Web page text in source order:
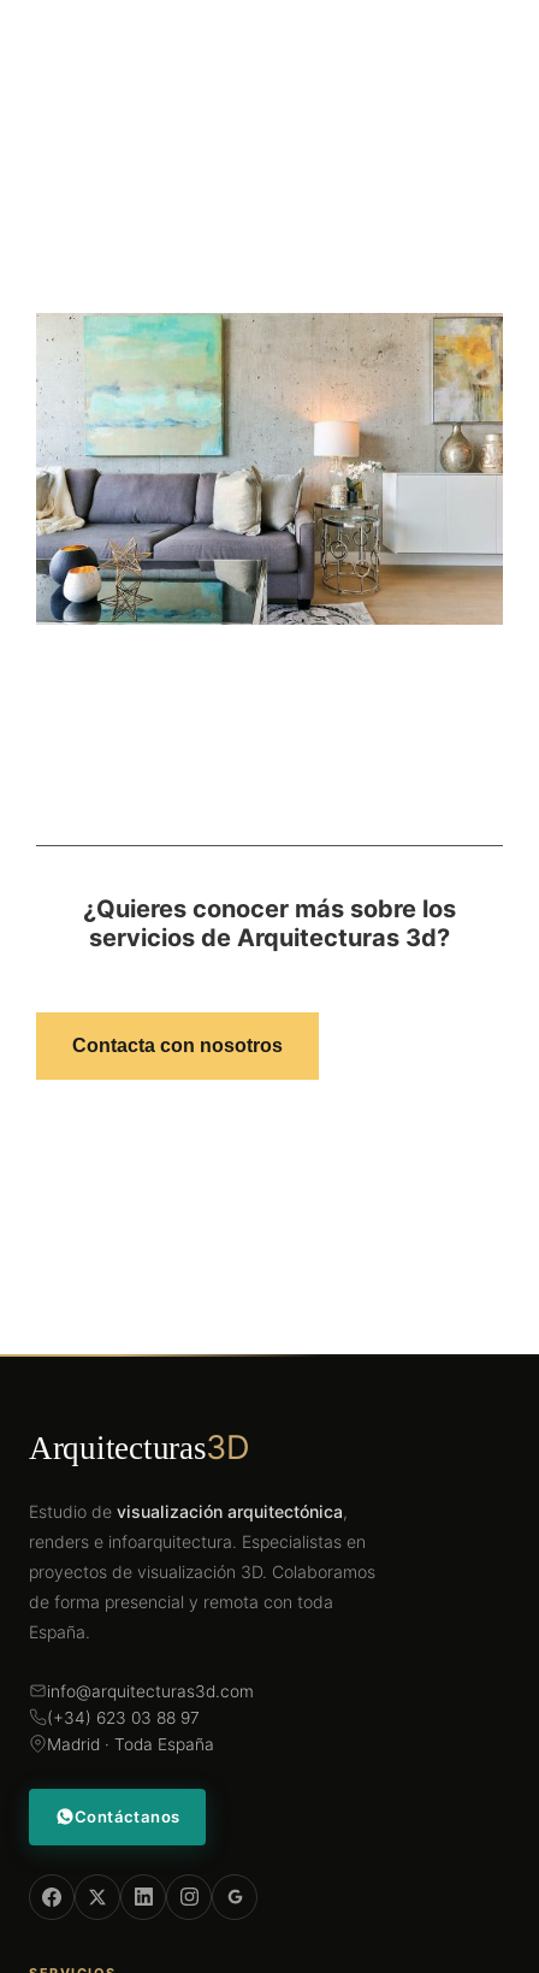
¿Quieres conocer más sobre los
servicios de Arquitecturas 3d?
Contacta con nosotros
Arquitecturas3D
Estudio de visualización arquitectónica,
renders e infoarquitectura. Especialistas en
proyectos de visualización 3D. Colaboramos
de forma presencial y remota con toda
España.
info@arquitecturas3d.com
(+34) 623 03 88 97
Madrid · Toda España
Contáctanos